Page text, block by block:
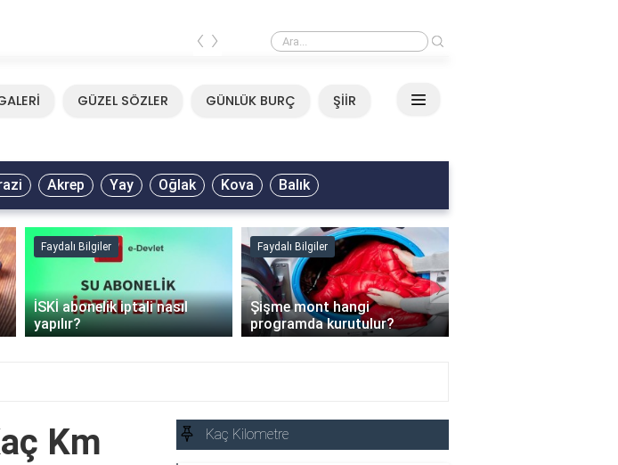
Mirkelam - Tavla Sözleri
‹ ›
GÜZEL SÖZLER GÜNLÜK BURÇ ŞİİR
Akrep Yay Oğlak Kova Balık
Faydalı Bilgiler
İSKİ abonelik iptali nasıl
yapılır?
Faydalı Bilgiler
Şişme mont hangi
programda kurutulur?
›
Km Kaç Kilometre